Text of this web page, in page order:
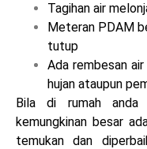
Tagihan air
Meteran PDAM
tutup
Ada rembesan
hujan ataupun
Bila di rumah anda
kemungkinan besar
temukan dan